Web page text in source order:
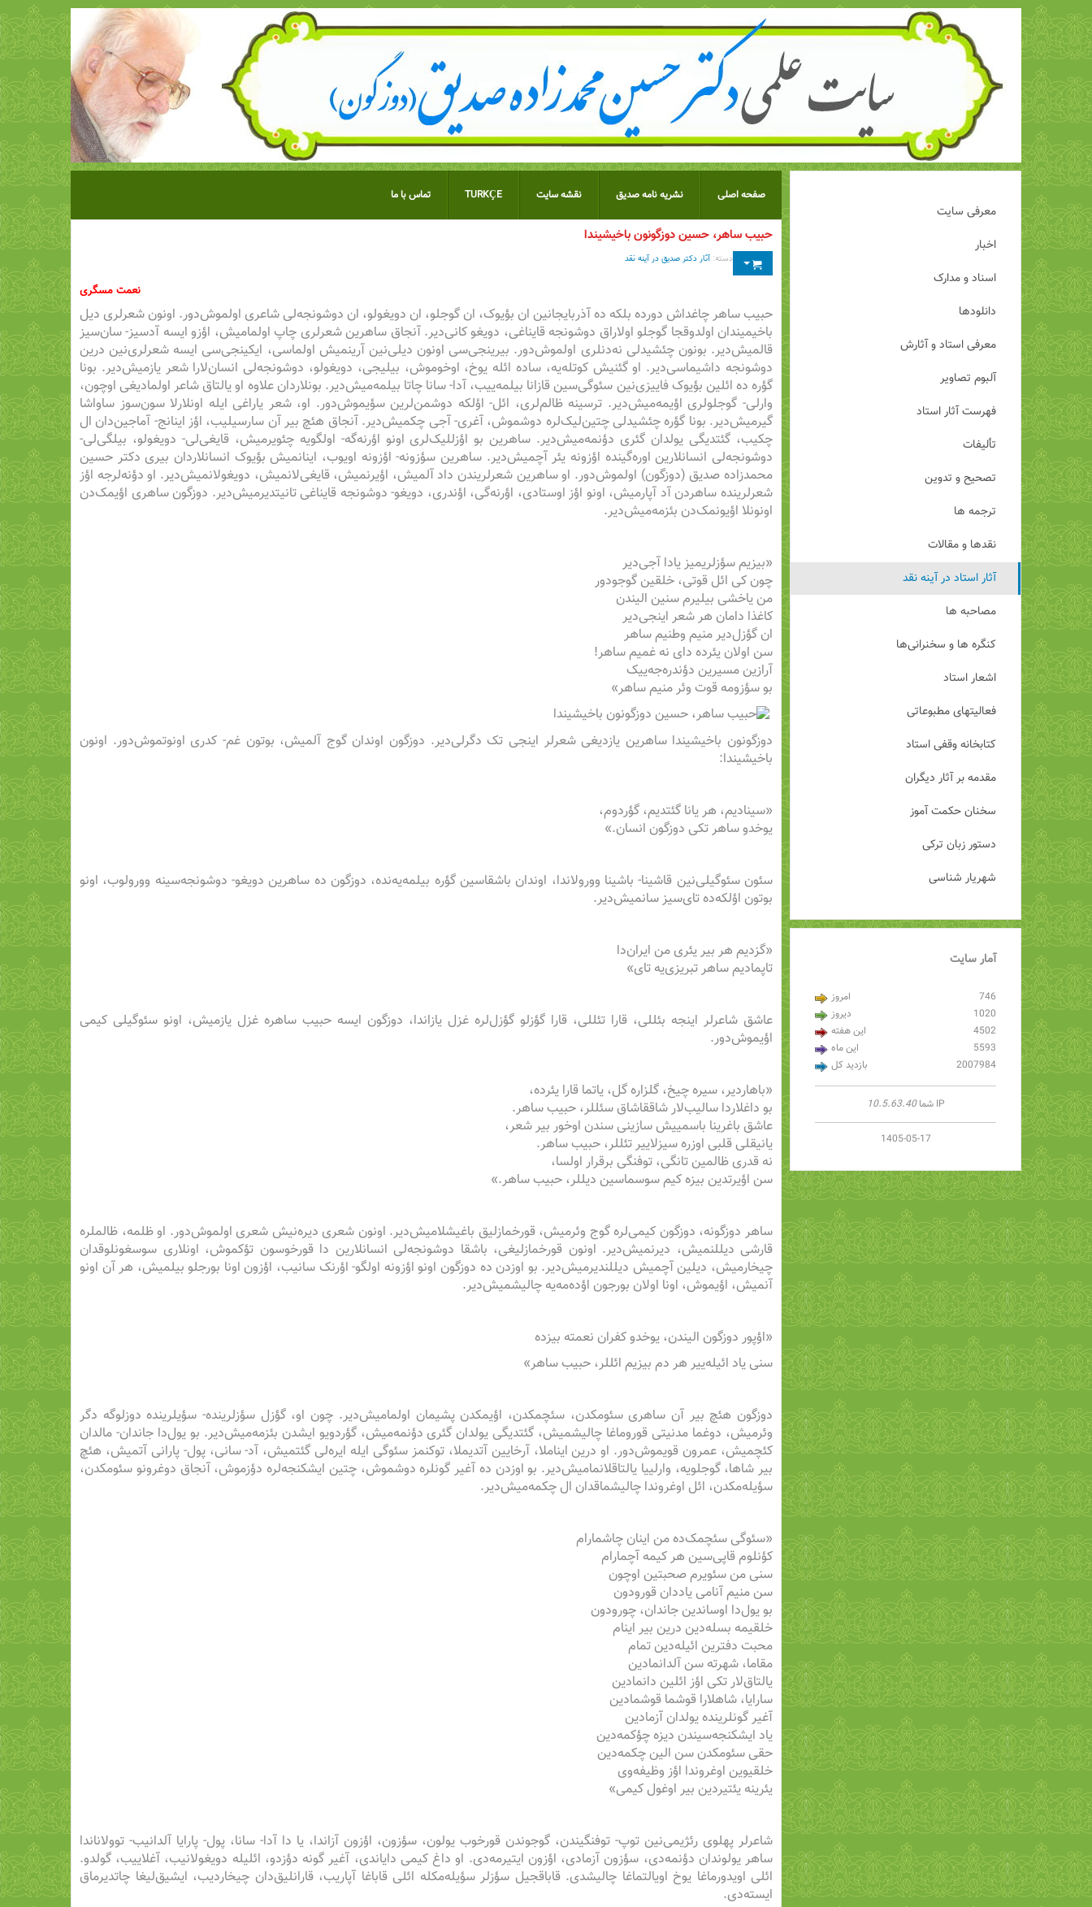
صفحه اصلی نشریه نامه صدیق نقشه سایت TURKÇE تماس با ما
حبیب ساهر، حسین دوزگونون باخیشیندا
دسته:آثار دکتر صدیق در آینه نقد
نعمت مسگری
حبیب ساهر چاغداش دورده بلکه ده آذربایجانین ان بؤیوک، ان گوجلو، ان دویغولو، ان دوشونجه‌لی شاعری اولموش‌دور. اونون شعرلری دیل
باخیمیندان اولدوقجا گوجلو اولاراق دوشونجه قایناغی، دویغو کانی‌دیر. آنجاق ساهرین شعرلری چاپ اولمامیش، اؤزو ایسه آدسیز- سان‌سیز
قالمیش‌دیر. بونون چئشیدلی نه‌دنلری اولموش‌دور. بیرینجی‌سی اونون دیلی‌نین آرینمیش اولماسی، ایکینجی‌سی ایسه شعرلری‌نین درین
دوشونجه داشیماسی‌دیر. او گئنیش کوتله‌یه، ساده ائله یوخ، اوخوموش، بیلیجی، دویغولو، دوشونجه‌لی انسان‌لارا شعر یازمیش‌دیر. بونا
گؤره ده ائلین بؤیوک فاییزی‌نین سئوگی‌سین قازانا بیلمه‌ییب، آدا- سانا چاتا بیلمه‌میش‌دیر. بونلاردان علاوه او یالتاق شاعر اولمادیغی اوچون،
وارلی- گوجلو‌لری اؤیمه‌میش‌دیر. ترسینه ظالم‌لری، ائل- اؤلکه دوشمن‌لرین سؤیموش‌دور. او، شعر یاراغی ایله اونلارلا سون‌سوز ساواشا
گیرمیش‌دیر. بونا گؤره چئشیدلی چتین‌لیک‌لره دوشموش، آغری- آجی چکمیش‌دیر. آنجاق هئچ بیر آن سارسیلیب، اؤز اینانج- آماجین‌دان ال
چکیب، گئتدیگی یولدان گئری دؤنمه‌میش‌دیر. ساهرین بو اؤزللیک‌لری اونو اؤرنه‌گه- اولگویه چئویرمیش، قایغی‌لی- دویغولو، بیلگی‌لی-
دوشونجه‌لی انسانلارین اوره‌گینده اؤزونه یئر آچمیش‌دیر. ساهرین سؤزونه- اؤزونه اویوب، اینانمیش بؤیوک انسانلاردان بیری دکتر حسین
محمدزاده صدیق (دوزگون) اولموش‌دور. او ساهرین شعرلریندن داد آلمیش، اؤیرنمیش‌، قایغی‌لانمیش، دویغولانمیش‌دیر. او دؤنه‌لرجه اؤز
شعرلرینده ساهردن آد آپارمیش، اونو اؤز اوستادی، اؤرنه‌گی، اؤندری، دویغو- دوشونجه قایناغی تانیتدیرمیش‌دیر. دوزگون ساهری اؤیمک‌دن
اونونلا اؤیونمک‌دن بئزمه‌میش‌دیر.
«بیزیم سؤزلریمیز یادا آجی‌دیر
چون کی ائل قوتی، خلقین گوجودور
من یاخشی بیلیرم سنین الیندن
کاغذا دامان هر شعر اینجی‌دیر
ان گؤزل‌دیر منیم وطنیم ساهر
سن اولان یئرده دای نه غمیم ساهر!
آرازین مسیرین دؤندره‌جه‌ییک
بو سؤزومه قوت وئر منیم ساهر»
دوزگونون باخیشیندا ساهرین یازدیغی شعرلر اینجی تک دگرلی‌دیر. دوزگون اوندان گوج آلمیش، بوتون غم- کدری اونوتموش‌دور. اونون
باخیشیندا:
«سینادیم، هر یانا گئتدیم، گؤردوم،
یوخدو ساهر تکی دوزگون انسان.»
سئون سئوگیلی‌نین قاشینا- باشینا وورولاندا، اوندان باشقاسین گؤره بیلمه‌یه‌نده، دوزگون‌ ده ساهرین دویغو- دوشونجه‌سینه وورولوب، اونو
بوتون اؤلکه‌ده تای‌سیز سانمیش‌دیر.
«گزدیم هر بیر یئری من ایران‌دا
تاپمادیم ساهر تبریزی‌یه تای»
عاشق شاعرلر اینجه بئللی، قارا تئللی، قارا گؤزلو گؤزل‌لره غزل یازاندا، دوزگون ایسه حبیب ساهره غزل یازمیش، اونو سئوگیلی کیمی
اؤیموش‌دور.
«باهاردیر، سیره چیخ، گلزاره گل، یاتما قارا یئرده،
بو داغلاردا سالیب‌لار شاققاشاق سئللر، حبیب ساهر.
عاشق باغرینا باسمییش سازینی سندن اوخور بیر شعر،
یانیقلی قلبی اوزره سیزلاییر تئللر، حبیب ساهر.
نه قدری ظالمین تانگی، توفنگی برقرار اولسا،
سن اؤیرتدین بیزه کیم سوسماسین دیللر، حبیب ساهر.»
ساهر دوزگونه، دوزگون کیمی‌لره گوج وئرمیش، قورخمازلیق باغیشلامیش‌دیر. اونون شعری دیره‌نیش شعری اولموش‌دور. او ظلمه، ظالملره
قارشی دیللنمیش، دیرنمیش‌دیر. اونون قورخمازلیغی، باشقا دوشونجه‌لی انسانلارین دا قورخوسون تؤکموش، اونلاری سوسغونلوقدان
چیخارمیش، دیلین آچمیش دیللندیرمیش‌دیر. بو اوزدن ‌ده دوزگون اونو اؤزونه اولگو- اؤرنک سانیب، اؤزون اونا بورجلو بیلمیش، هر آن اونو
آنمیش، اؤیموش، اونا اولان بورجون اؤده‌مه‌یه چالیشمیش‌دیر.
«اؤپور دوزگون الیندن، یوخدو کفران نعمته بیزده
سنی یاد ائیله‌ییر هر دم بیزیم ائللر، حبیب ساهر»
دوزگون هئچ بیر آن ساهری سئومکدن، سئچمکدن، اؤیمکدن پشیمان اولمامیش‌دیر. چون او، گؤزل سؤزلرینده- سؤیلرینده دوزلوگه دگر
وئرمیش، دوغما مدنیتی قوروماغا چالیشمیش، گئتدیگی یولدان گئری دؤنمه‌میش، گؤردویو ایشدن بئزمه‌میش‌دیر. بو یول‌دا جاندان- مالدان
کئچمیش، عمرون قویموش‌دور. او درین ایناملا، آرخایین آتدیملا، توکنمز سئوگی ایله ایره‌لی گئتمیش، آد- سانی، پول- پارانی آتمیش، هئچ
بیر شاها، گوجلویه، وارلییا یالتاقلانمامیش‌دیر. بو اوزدن‌ ده آغیر گونلره دوشموش، چتین ایشکنجه‌لره دؤزموش، آنجاق دوغرونو سئومکدن،
سؤیله‌مکدن، ائل اوغروندا چالیشماقدان ال چکمه‌میش‌دیر.
«سئوگی سئچمک‌ده من اینان چاشمارام
کؤنلوم قاپی‌سین هر کیمه آچمارام
سنی من سئویرم صحبتین اوچون
سن منیم آنامی یاددان قورودون
بو یول‌دا اوساندین جاندان، چورودون
خلقیمه بسله‌دین درین بیر اینام
محبت دفترین ائیله‌دین تمام
مقاما، شهرته سن آلدانمادین
یالتاق‌لار تکی اؤز ائلین دانمادین
سارایا، شاهلارا قوشما قوشمادین
آغیر گونلرینده یولدان آزمادین
یاد ایشکنجه‌سیندن دیزه چؤکمه‌دین
حقی سئومکدن سن الین چکمه‌دین
خلقیوین اوغروندا اؤز وظیفه‌وی
یئرینه یئتیردین بیر اوغول کیمی»
شاعرلر پهلوی رئژیمی‌نین توپ- توفنگیندن، گوجوندن قورخوب یولون، سؤزون، اؤزون آزاندا، یا دا آدا- سانا، پول- پارایا آلدانیب- توولاناندا
ساهر یولوندان دؤنمه‌دی، سؤزون آزمادی، اؤزون ایتیرمه‌دی. او داغ کیمی دایاندی، آغیر گونه دؤزدو، ائلیله دویغولانیب، آغلاییب، گولدو.
ائلی اویدورماغا یوخ اویالتماغا چالیشدی. قاباقجیل سؤزلر سؤیله‌مکله ائلی قاباغا آپاریب، قارانلیق‌دان چیخاردیب، ایشیق‌لیغا چاتدیرماق
ایسته‌دی.
معرفی سایت
اخبار
اسناد و مدارک
دانلودها
معرفی استاد و آثارش
آلبوم تصاویر
فهرست آثار استاد
تألیفات
تصحیح و تدوین
ترجمه ها
نقدها و مقالات
آثار استاد در آینه نقد
مصاحبه ها
کنگره ها و سخنرانی‌ها
اشعار استاد
فعالیتهای مطبوعاتی
کتابخانه وقفی استاد
مقدمه بر آثار دیگران
سخنان حکمت آموز
دستور زبان ترکی
شهریار شناسی
آمارسایت
امروز
746
دیروز
1020
این هفته
4502
این ماه
5593
بازدید کل
2007984
IP شما 10.5.63.40
1405-05-17